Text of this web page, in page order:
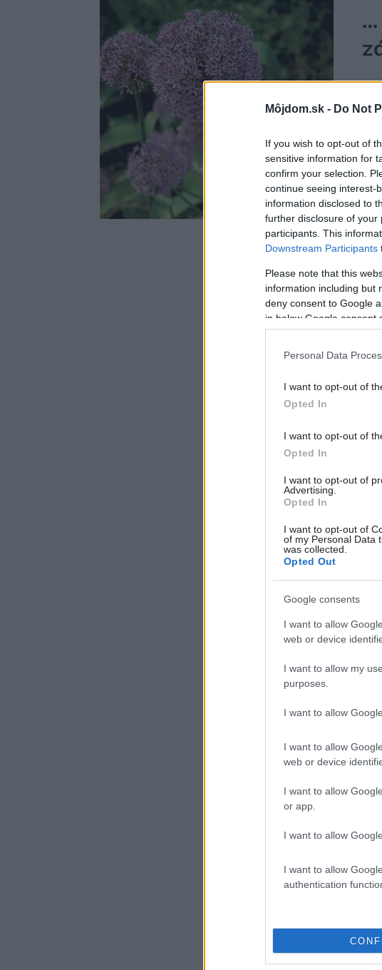
Môjdom.sk - Do Not
If you wish to opt-out of
sensitive information for
confirm your selection.
continue seeing interest-
information disclosed to
further disclosure of your
participants. This
Downstream Participants
Please note that this
information including but
deny consent to Google
in below Google consent
Personal Data
I want to opt-out of
Opted In
I want to opt-out of
Opted In
I want to opt-out of
Advertising.
Opted In
I want to opt-out of
of my Personal Data
was collected.
Opted Out
Google consents
I want to allow
web or device
I want to allow my
purposes.
I want to allow
I want to allow
web or device
I want to allow
or app.
I want to allow
I want to allow
authentication
…